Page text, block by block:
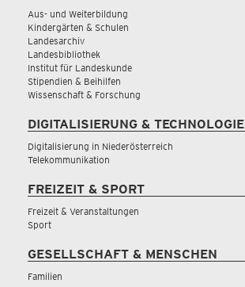
Aus- und Weiterbildung
Kindergärten & Schulen
Landesarchiv
Landesbibliothek
Institut für Landeskunde
Stipendien & Beihilfen
Wissenschaft & Forschung
DIGITALISIERUNG & TECHNOLOGIE
Digitalisierung in Niederösterreich
Telekommunikation
FREIZEIT & SPORT
Freizeit & Veranstaltungen
Sport
GESELLSCHAFT & MENSCHEN
Familien